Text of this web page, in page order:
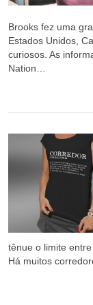
Brooks fez uma
Estados Unidos,
curiosos. As
Nation…
tênue o limite
Há muitos